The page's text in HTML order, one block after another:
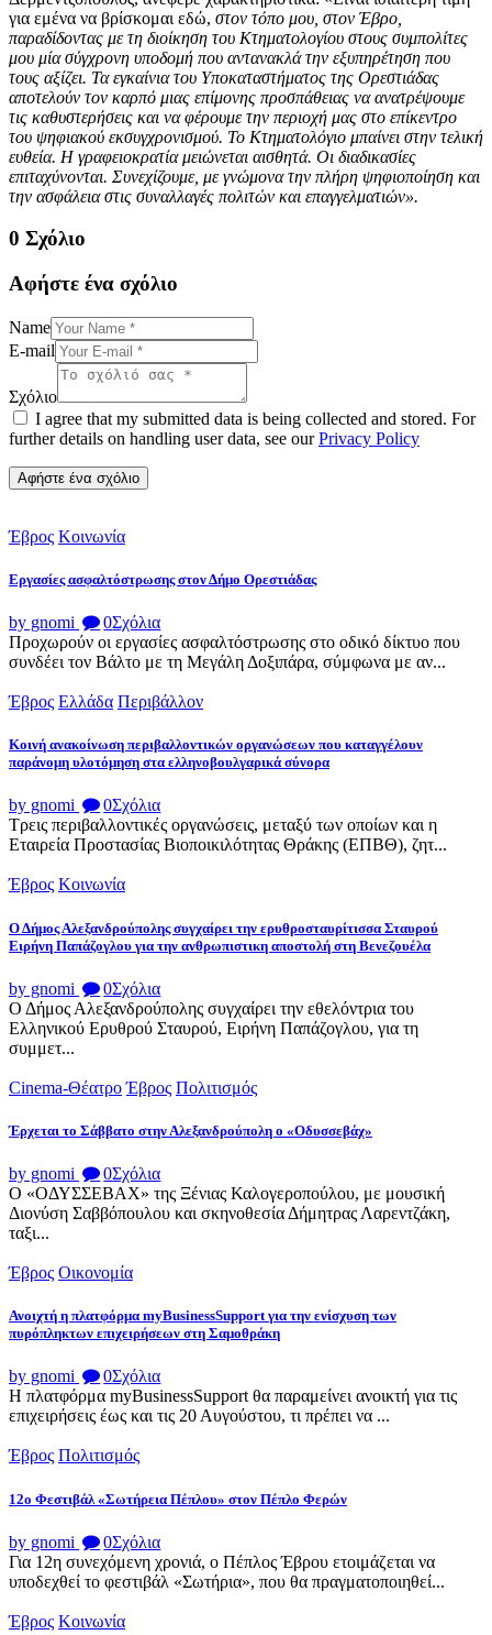
για εμένα να βρίσκομαι εδώ, στον τόπο μου, στον Έβρο,
παραδίδοντας με τη διοίκηση του Κτηματολογίου στους συμπολίτες
μου μία σύγχρονη υποδομή που αντανακλά την εξυπηρέτηση που
τους αξίζει. Τα εγκαίνια του Υποκαταστήματος της Ορεστιάδας
αποτελούν τον καρπό μιας επίμονης προσπάθειας να ανατρέψουμε
τις καθυστερήσεις και να φέρουμε την περιοχή μας στο επίκεντρο
του ψηφιακού εκσυγχρονισμού. Το Κτηματολόγιο μπαίνει στην τελική
ευθεία. Η γραφειοκρατία μειώνεται αισθητά. Οι διαδικασίες
επιταχύνονται. Συνεχίζουμε, με γνώμονα την πλήρη ψηφιοποίηση και
την ασφάλεια στις συναλλαγές πολιτών και επαγγελματιών».
0 Σχόλιο
Αφήστε ένα σχόλιο
Name
E-mail
Σχόλιο
I agree that my submitted data is being collected and stored. For
further details on handling user data, see ourPrivacy Policy
Έβρος Κοινωνία
Εργασίες ασφαλτόστρωσης στον Δήμο Ορεστιάδας
by gnomi 0Σχόλια
Προχωρούν οι εργασίες ασφαλτόστρωσης στο οδικό δίκτυο που
συνδέει τον Βάλτο με τη Μεγάλη Δοξιπάρα, σύμφωνα με αν...
Έβρος Ελλάδα Περιβάλλον
Κοινή ανακοίνωση περιβαλλοντικών οργανώσεων που καταγγέλουν
παράνομη υλοτόμηση στα ελληνοβουλγαρικά σύνορα
by gnomi 0Σχόλια
Τρεις περιβαλλοντικές οργανώσεις, μεταξύ των οποίων και η
Εταιρεία Προστασίας Βιοποικιλότητας Θράκης (ΕΠΒΘ), ζητ...
Έβρος Κοινωνία
Ο Δήμος Αλεξανδρούπολης συγχαίρει την ερυθροσταυρίτισσα Σταυρού
Ειρήνη Παπάζογλου για την ανθρωπιστικη αποστολή στη Βενεζουέλα
by gnomi 0Σχόλια
Ο Δήμος Αλεξανδρούπολης συγχαίρει την εθελόντρια του
Ελληνικού Ερυθρού Σταυρού, Ειρήνη Παπάζογλου, για τη
συμμετ...
Cinema-Θέατρο Έβρος Πολιτισμός
Έρχεται το Σάββατο στην Αλεξανδρούπολη ο «Οδυσσεβάχ»
by gnomi 0Σχόλια
Ο «ΟΔΥΣΣΕΒΑΧ» της Ξένιας Καλογεροπούλου, με μουσική
Διονύση Σαββόπουλου και σκηνοθεσία Δήμητρας Λαρεντζάκη,
ταξι...
Έβρος Οικονομία
Ανοιχτή η πλατφόρμα myBusinessSupport για την ενίσχυση των
πυρόπληκτων επιχειρήσεων στη Σαμοθράκη
by gnomi 0Σχόλια
Η πλατφόρμα myBusinessSupport θα παραμείνει ανοικτή για τις
επιχειρήσεις έως και τις 20 Αυγούστου, τι πρέπει να ...
Έβρος Πολιτισμός
12ο Φεστιβάλ «Σωτήρεια Πέπλου» στον Πέπλο Φερών
by gnomi 0Σχόλια
Για 12η συνεχόμενη χρονιά, ο Πέπλος Έβρου ετοιμάζεται να
υποδεχθεί το φεστιβάλ «Σωτήρια», που θα πραγματοποιηθεί...
Έβρος Κοινωνία